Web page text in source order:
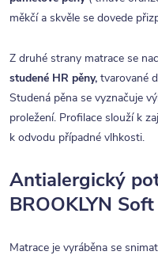
měkčí a skvěle se dovede
Z druhé strany matrace se
studené HR pěny, tvarované
Studená pěna se vyznačuje
proležení. Profilace slouží k
k odvodu případné vlhkosti.
Antialergický
BROOKLYN Soft
Matrace je vyráběna se